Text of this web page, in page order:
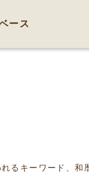
ース
るキーワード、